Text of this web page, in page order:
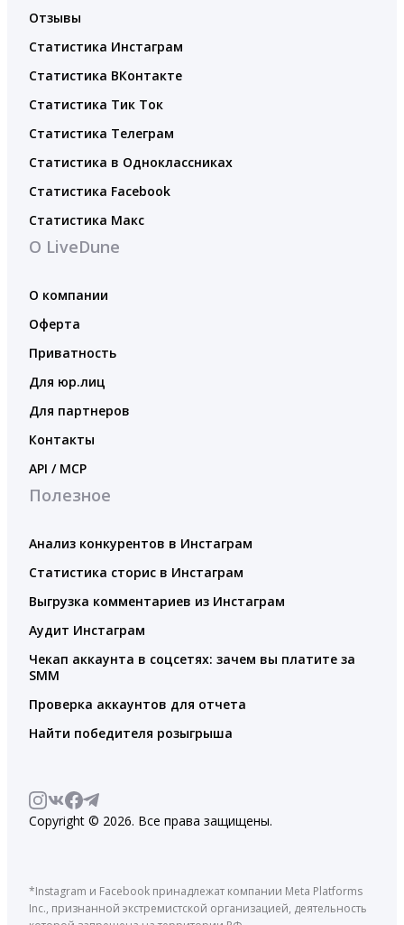
Отзывы
Статистика Инстаграм
Статистика ВКонтакте
Статистика Тик Ток
Статистика Телеграм
Статистика в Одноклассниках
Статистика Facebook
Статистика Макс
О LiveDune
О компании
Оферта
Приватность
Для юр.лиц
Для партнеров
Контакты
API / MCP
Полезное
Анализ конкурентов в Инстаграм
Статистика сторис в Инстаграм
Выгрузка комментариев из Инстаграм
Аудит Инстаграм
Чекап аккаунта в соцсетях: зачем вы платите за
SMM
Проверка аккаунтов для отчета
Найти победителя розыгрыша
Copyright © 2026. Все права защищены.
*Instagram и Facebook принадлежат компании Meta Platforms
Inc., признанной экстремистской организацией, деятельность